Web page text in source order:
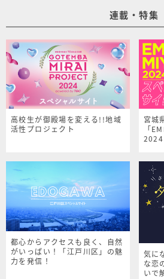
連載・特集
高校生が御殿場を変える!!地域
活性プロジェクト
宮城
「
都心からアクセスも良く、自然
がいっぱい！「江戸川区」の魅
力を発信！
気に
な恋
いで